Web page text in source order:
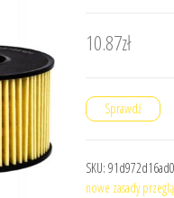
10.87zł
Sprawdź
SKU: 91d972d16ad0
nowe zasady